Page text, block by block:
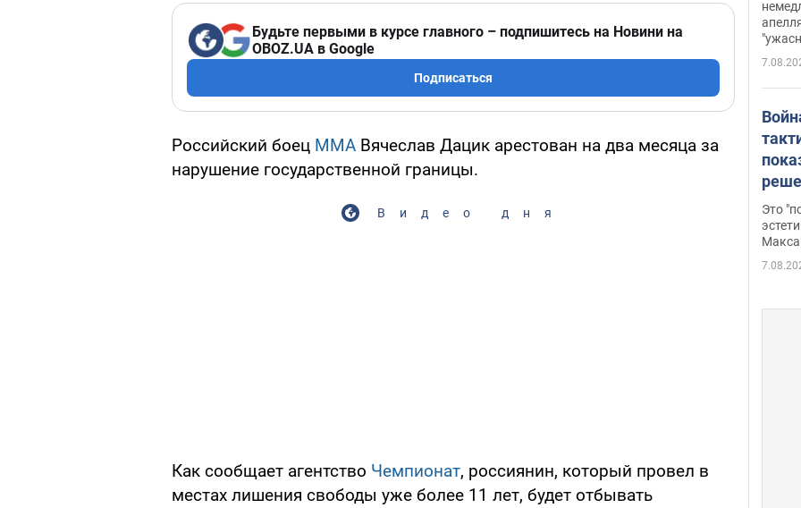
Будьте первыми в курсе главного – подпишитесь на Новини на
OBOZ.UA в Google
Подписаться
Российский боец MMA Вячеслав Дацик арестован на два месяца за
нарушение государственной границы.
Видео дня
Как сообщает агентство Чемпионат, россиянин, который провел в
местах лишения свободы уже более 11 лет, будет отбывать
Это